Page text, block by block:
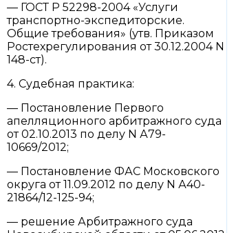
— ГОСТ Р 52298-2004 «Услуги
транспортно-экспедиторские.
Общие требования» (утв. Приказом
Ростехрегулирования от 30.12.2004 N
148-ст).
4. Судебная практика:
— Постановление Первого
апелляционного арбитражного суда
от 02.10.2013 по делу N А79-
10669/2012;
— Постановление ФАС Московского
округа от 11.09.2012 по делу N А40-
21864/12-125-94;
— решение Арбитражного суда